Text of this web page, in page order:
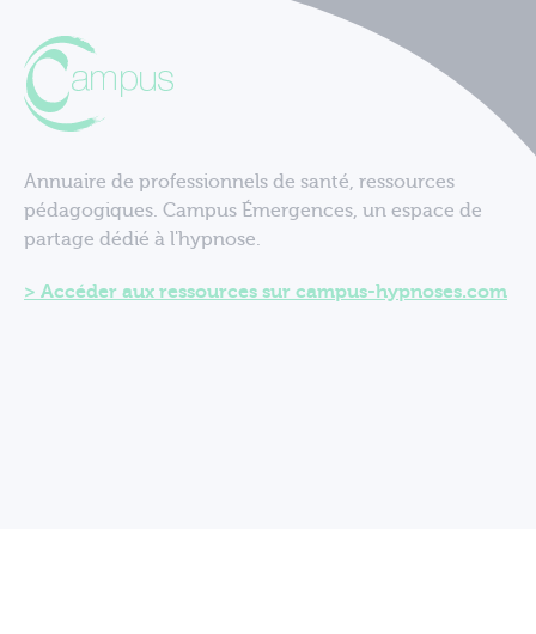
Annuaire de professionnels de santé, ressources
pédagogiques. Campus Émergences, un espace de
partage dédié à l'hypnose.
Accéder aux ressources sur campus-hypnoses.com